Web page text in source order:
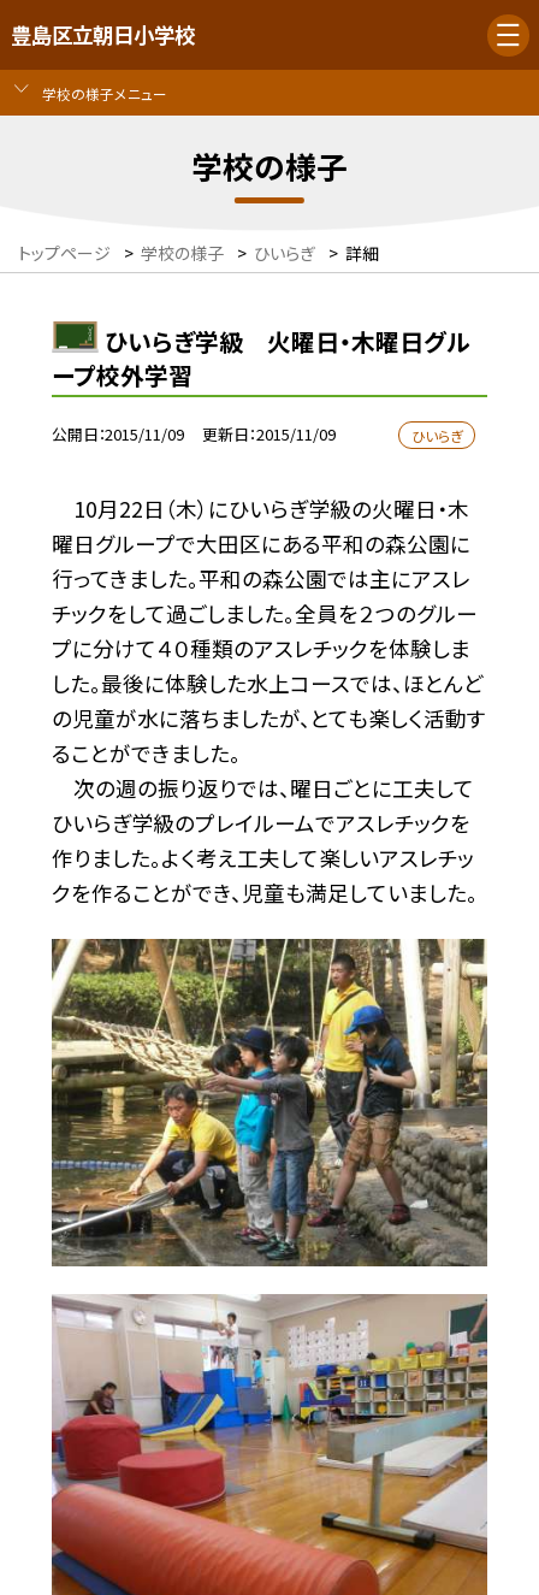
豊島区立朝日小学校
学校の様子メニュー
学校の様子
トップページ > 学校の様子 > ひいらぎ > 詳細
ひいらぎ学級 火曜日・木曜日グル
ープ校外学習
公開日 2015/11/09 更新日 2015/11/09 ひいらぎ
10月22日（木）にひいらぎ学級の火曜日・木
曜日グループで大田区にある平和の森公園に
行ってきました。平和の森公園では主にアスレ
チックをして過ごしました。全員を２つのグルー
プに分けて４０種類のアスレチックを体験しま
した。最後に体験した水上コースでは、ほとんど
の児童が水に落ちましたが、とても楽しく活動す
ることができました。
次の週の振り返りでは、曜日ごとに工夫して
ひいらぎ学級のプレイルームでアスレチックを
作りました。よく考え工夫して楽しいアスレチッ
クを作ることができ、児童も満足していました。